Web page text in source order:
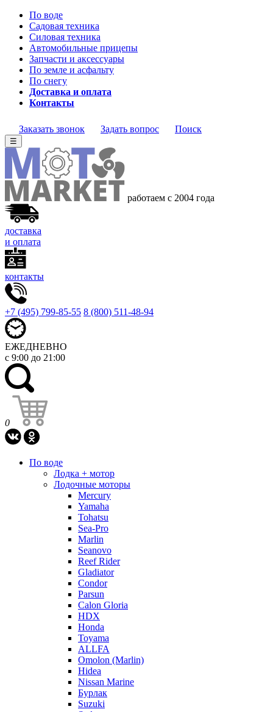
По воде
Садовая техника
Силовая техника
Автомобильные прицепы
Запчасти и аксессуары
По земле и асфальту
По снегу
Доставка и оплата
Контакты
Заказать звонок Задать вопрос Поиск
☰
работаем с 2004 года
доставка
и оплата
контакты
+7 (495) 799-85-55 8 (800) 511-48-94
ЕЖЕДНЕВНО
с 9:00 до 21:00
0
По воде
Лодка + мотор
Лодочные моторы
Mercury
Yamaha
Tohatsu
Sea-Pro
Marlin
Seanovo
Reef Rider
Gladiator
Condor
Parsun
Calon Gloria
HDX
Honda
Toyama
ALLFA
Omolon (Marlin)
Hidea
Nissan Marine
Бурлак
Suzuki